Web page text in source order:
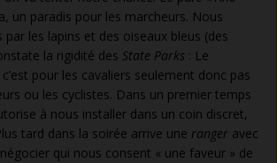
un paradis pour les marcheurs. Nous
par les lapins et des oiseaux bleus (des
la rigidité des State Parks : Le
pour les cavaliers seulement donc pas
ou les cyclistes. Dans un premier temps
à nous installer dans un coin discret,
tard dans la soirée arrive une ranger avec
qui nous consent « une faveur » de